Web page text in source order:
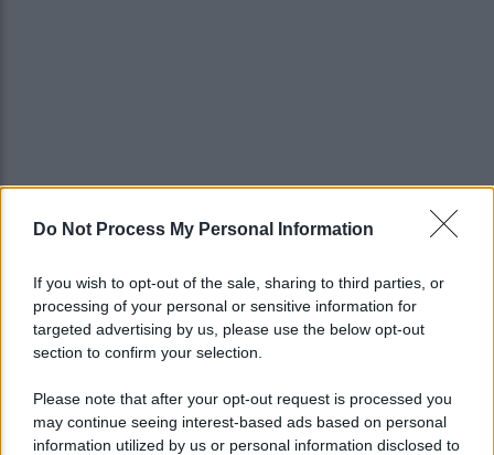
Do Not Process My Personal Information
If you wish to opt-out of the sale, sharing to third parties, or
processing of your personal or sensitive information for
targeted advertising by us, please use the below opt-out
section to confirm your selection.
Please note that after your opt-out request is processed you
may continue seeing interest-based ads based on personal
information utilized by us or personal information disclosed to